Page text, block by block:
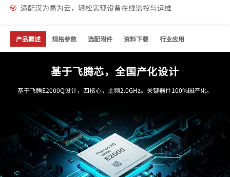
适配汉为易为云，轻松实现设备在线监控与运维
产品概述 规格参数 选配附件 资料下载 行业应用
基于飞腾芯，全国产化设计
基于飞腾E2000Q设计，四核心，主频2.0GHz。关键器件100%国产化。